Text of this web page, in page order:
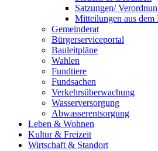
Satzungen/
Mitteilungen aus dem
Gemeinderat
Bürgerserviceportal
Bauleitpläne
Wahlen
Fundtiere
Fundsachen
Verkehrsüberwachung
Wasserversorgung
Abwasserentsorgung
Leben & Wohnen
Kultur & Freizeit
Wirtschaft & Standort